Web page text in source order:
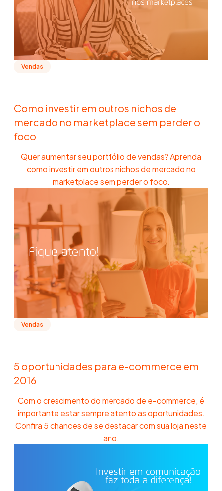
Vendas
Como investir em outros nichos de
mercado no marketplace sem perder o
foco
Quer aumentar seu portfólio de vendas? Aprenda
como investir em outros nichos de mercado no
marketplace sem perder o foco.
Vendas
5 oportunidades para e-commerce em
2016
Com o crescimento do mercado de e-commerce, é
importante estar sempre atento as oportunidades.
Confira 5 chances de se destacar com sua loja neste
ano.